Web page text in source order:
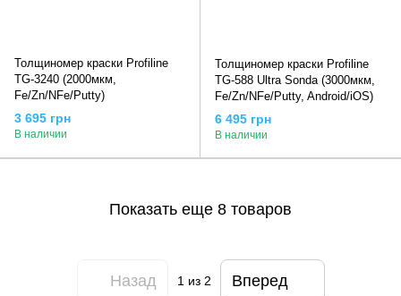
Толщиномер краски Profiline
TG-3240 (2000мкм,
Fe/Zn/NFe/Putty)
3 695 грн
В наличии
Толщиномер краски Profiline
TG-588 Ultra Sonda (3000мкм,
Fe/Zn/NFe/Putty, Android/iOS)
6 495 грн
В наличии
Показать еще 8 товаров
Назад 1 из 2 Вперед